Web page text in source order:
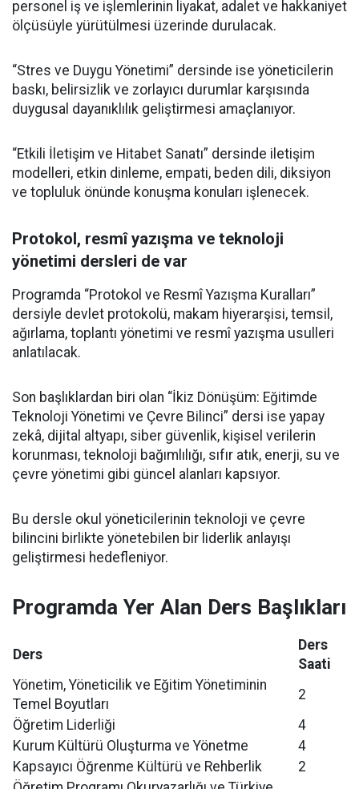
personel iş ve işlemlerinin liyakat, adalet ve hakkaniyet
ölçüsüyle yürütülmesi üzerinde durulacak.
“Stres ve Duygu Yönetimi” dersinde ise yöneticilerin
baskı, belirsizlik ve zorlayıcı durumlar karşısında
duygusal dayanıklılık geliştirmesi amaçlanıyor.
“Etkili İletişim ve Hitabet Sanatı” dersinde iletişim
modelleri, etkin dinleme, empati, beden dili, diksiyon
ve topluluk önünde konuşma konuları işlenecek.
Protokol, resmî yazışma ve teknoloji
yönetimi dersleri de var
Programda “Protokol ve Resmî Yazışma Kuralları”
dersiyle devlet protokolü, makam hiyerarşisi, temsil,
ağırlama, toplantı yönetimi ve resmî yazışma usulleri
anlatılacak.
Son başlıklardan biri olan “İkiz Dönüşüm: Eğitimde
Teknoloji Yönetimi ve Çevre Bilinci” dersi ise yapay
zekâ, dijital altyapı, siber güvenlik, kişisel verilerin
korunması, teknoloji bağımlılığı, sıfır atık, enerji, su ve
çevre yönetimi gibi güncel alanları kapsıyor.
Bu dersle okul yöneticilerinin teknoloji ve çevre
bilincini birlikte yönetebilen bir liderlik anlayışı
geliştirmesi hedefleniyor.
Programda Yer Alan Ders Başlıkları
Ders
Ders
Saati
Yönetim, Yöneticilik ve Eğitim Yönetiminin
Temel Boyutları
2
Öğretim Liderliği
4
Kurum Kültürü Oluşturma ve Yönetme
4
Kapsayıcı Öğrenme Kültürü ve Rehberlik
2